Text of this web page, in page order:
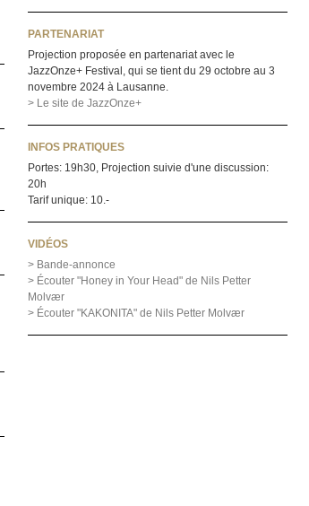
PARTENARIAT
Projection proposée en partenariat avec le
JazzOnze+ Festival, qui se tient du 29 octobre au 3
novembre 2024 à Lausanne.
> Le site de JazzOnze+
INFOS PRATIQUES
Portes: 19h30, Projection suivie d'une discussion:
20h
Tarif unique: 10.-
VIDÉOS
> Bande-annonce
> Écouter "Honey in Your Head" de Nils Petter
Molvær
> Écouter "KAKONITA" de Nils Petter Molvær